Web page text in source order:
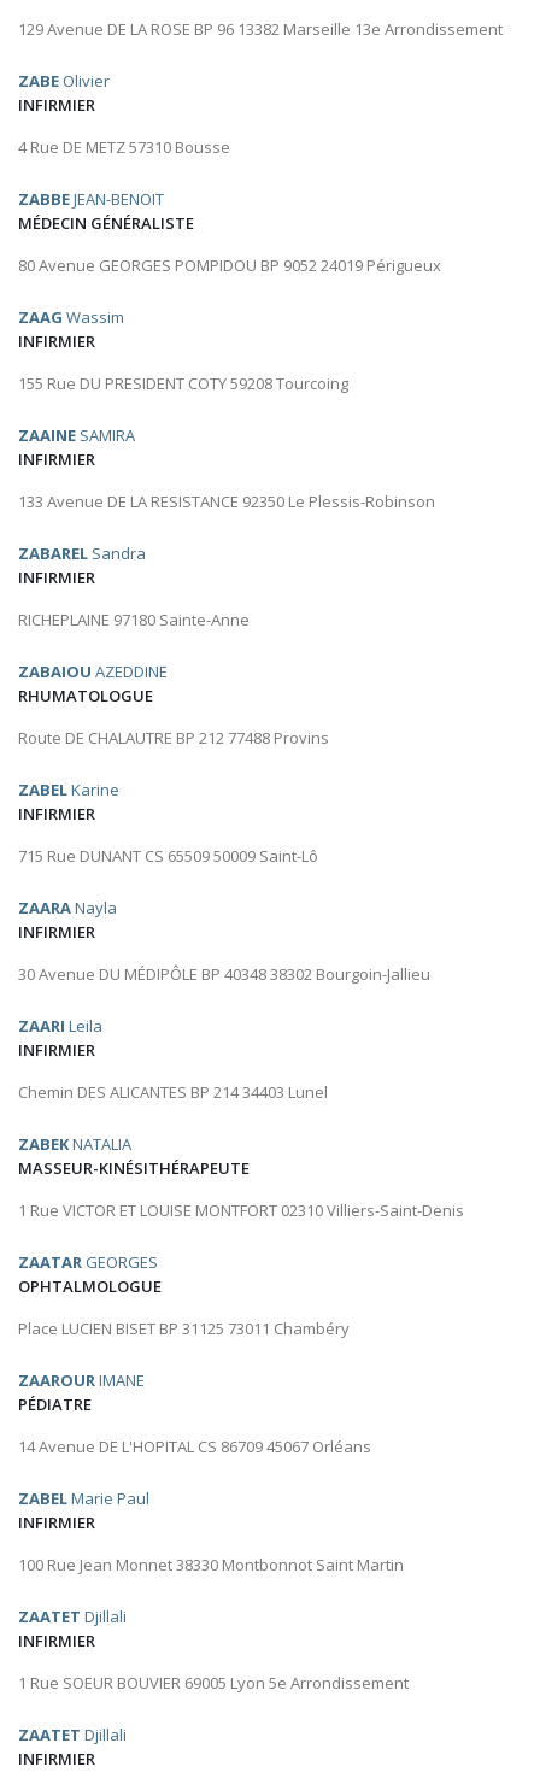
129 Avenue DE LA ROSE BP 96 13382 Marseille 13e Arrondissement
ZABE Olivier
INFIRMIER
4 Rue DE METZ 57310 Bousse
ZABBEJEAN-BENOIT
MÉDECIN GÉNÉRALISTE
80 Avenue GEORGES POMPIDOU BP 9052 24019 Périgueux
ZAAG Wassim
INFIRMIER
155 Rue DU PRESIDENT COTY 59208 Tourcoing
ZAAINE SAMIRA
INFIRMIER
133 Avenue DE LA RESISTANCE 92350 Le Plessis-Robinson
ZABAREL Sandra
INFIRMIER
RICHEPLAINE 97180 Sainte-Anne
ZABAIOU AZEDDINE
RHUMATOLOGUE
Route DE CHALAUTRE BP 212 77488 Provins
ZABELKarine
INFIRMIER
715 Rue DUNANT CS 65509 50009 Saint-Lô
ZAARANayla
INFIRMIER
30 Avenue DU MÉDIPÔLE BP 40348 38302 Bourgoin-Jallieu
ZAARI Leila
INFIRMIER
Chemin DES ALICANTES BP 214 34403 Lunel
ZABEKNATALIA
MASSEUR-KINÉSITHÉRAPEUTE
1 Rue VICTOR ET LOUISE MONTFORT 02310 Villiers-Saint-Denis
ZAATAR GEORGES
OPHTALMOLOGUE
Place LUCIEN BISET BP 31125 73011 Chambéry
ZAAROURIMANE
PÉDIATRE
14 Avenue DE L'HOPITAL CS 86709 45067 Orléans
ZABELMarie Paul
INFIRMIER
100 Rue Jean Monnet 38330 Montbonnot Saint Martin
ZAATET Djillali
INFIRMIER
1 Rue SOEUR BOUVIER 69005 Lyon 5e Arrondissement
ZAATET Djillali
INFIRMIER